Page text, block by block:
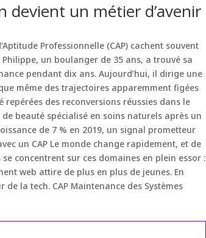
devient un métier d’avenir
Professionnelle (CAP) cachent souvent
un boulanger de 35 ans, a trouvé sa
pendant dix ans. Aujourd’hui, il dirige une
même des trajectoires apparemment figées
des reconversions réussies dans le
beauté spécialisé en soins naturels après un
de 7 % en 2019, un signal prometteur
un CAP Le monde change rapidement, et de
concentrent sur ces domaines en plein essor :
web attire de plus en plus de jeunes. En
la tech. CAP Maintenance des Systèmes